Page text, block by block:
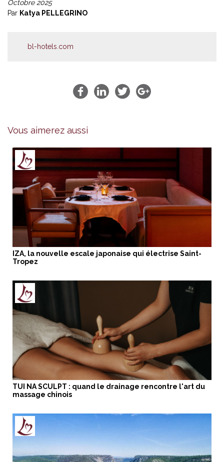
Octobre 2025
Par Katya PELLEGRINO
bl-hotels.com
Vous aimerez aussi
IZA, la nouvelle escale japonaise qui électrise Saint-
Tropez
TUI NA SCULPT : quand le drainage rencontre l'art du
massage chinois